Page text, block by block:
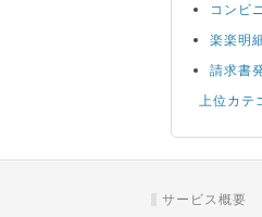
コンビ
楽楽明
請求書
上位カテ
サービス概要